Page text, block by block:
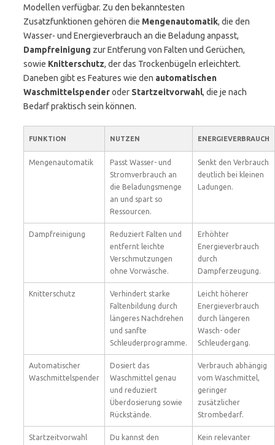
Modellen verfügbar. Zu den bekanntesten
Zusatzfunktionen gehören die Mengenautomatik, die den
Wasser- und Energieverbrauch an die Beladung anpasst,
Dampfreinigung zur Entferung von Falten und Gerüchen,
sowie Knitterschutz, der das Trockenbügeln erleichtert.
Daneben gibt es Features wie den automatischen
Waschmittelspenderoder Startzeitvorwahl, die je nach
Bedarf praktisch sein können.
FUNKTION NUTZEN ENERGIEVERBRAUCH
Mengenautomatik
Passt Wasser- und
Stromverbrauch an
die Beladungsmenge
an und spart so
Ressourcen.
Senkt den Verbrauch
deutlich bei kleinen
Ladungen.
Dampfreinigung
Reduziert Falten und
entfernt leichte
Verschmutzungen
ohne Vorwäsche.
Erhöhter
Energieverbrauch
durch
Dampferzeugung.
Knitterschutz
Verhindert starke
Faltenbildung durch
längeres Nachdrehen
und sanfte
Schleuderprogramme.
Leicht höherer
Energieverbrauch
durch längeren
Wasch- oder
Schleudergang.
Automatischer
Waschmittelspender
Dosiert das
Waschmittel genau
und reduziert
Überdosierung sowie
Rückstände.
Verbrauch abhängig
vom Waschmittel,
geringer
zusätzlicher
Strombedarf.
Startzeitvorwahl
Du kannst den
Kein relevanter